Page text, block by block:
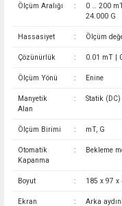
Ölçüm Aralığı :
0 … 200
24.000 G
Hassasiyet : Ölçüm
Çözünürlük : 0.01 mT |
Ölçüm Yönü : Enine
Manyetik
Alan
: Statik (DC)
Ölçüm Birimi : mT, G
Otomatik
Kapanma
: Bekleme
Boyut : 185 x 97 x
Ekran : Arka